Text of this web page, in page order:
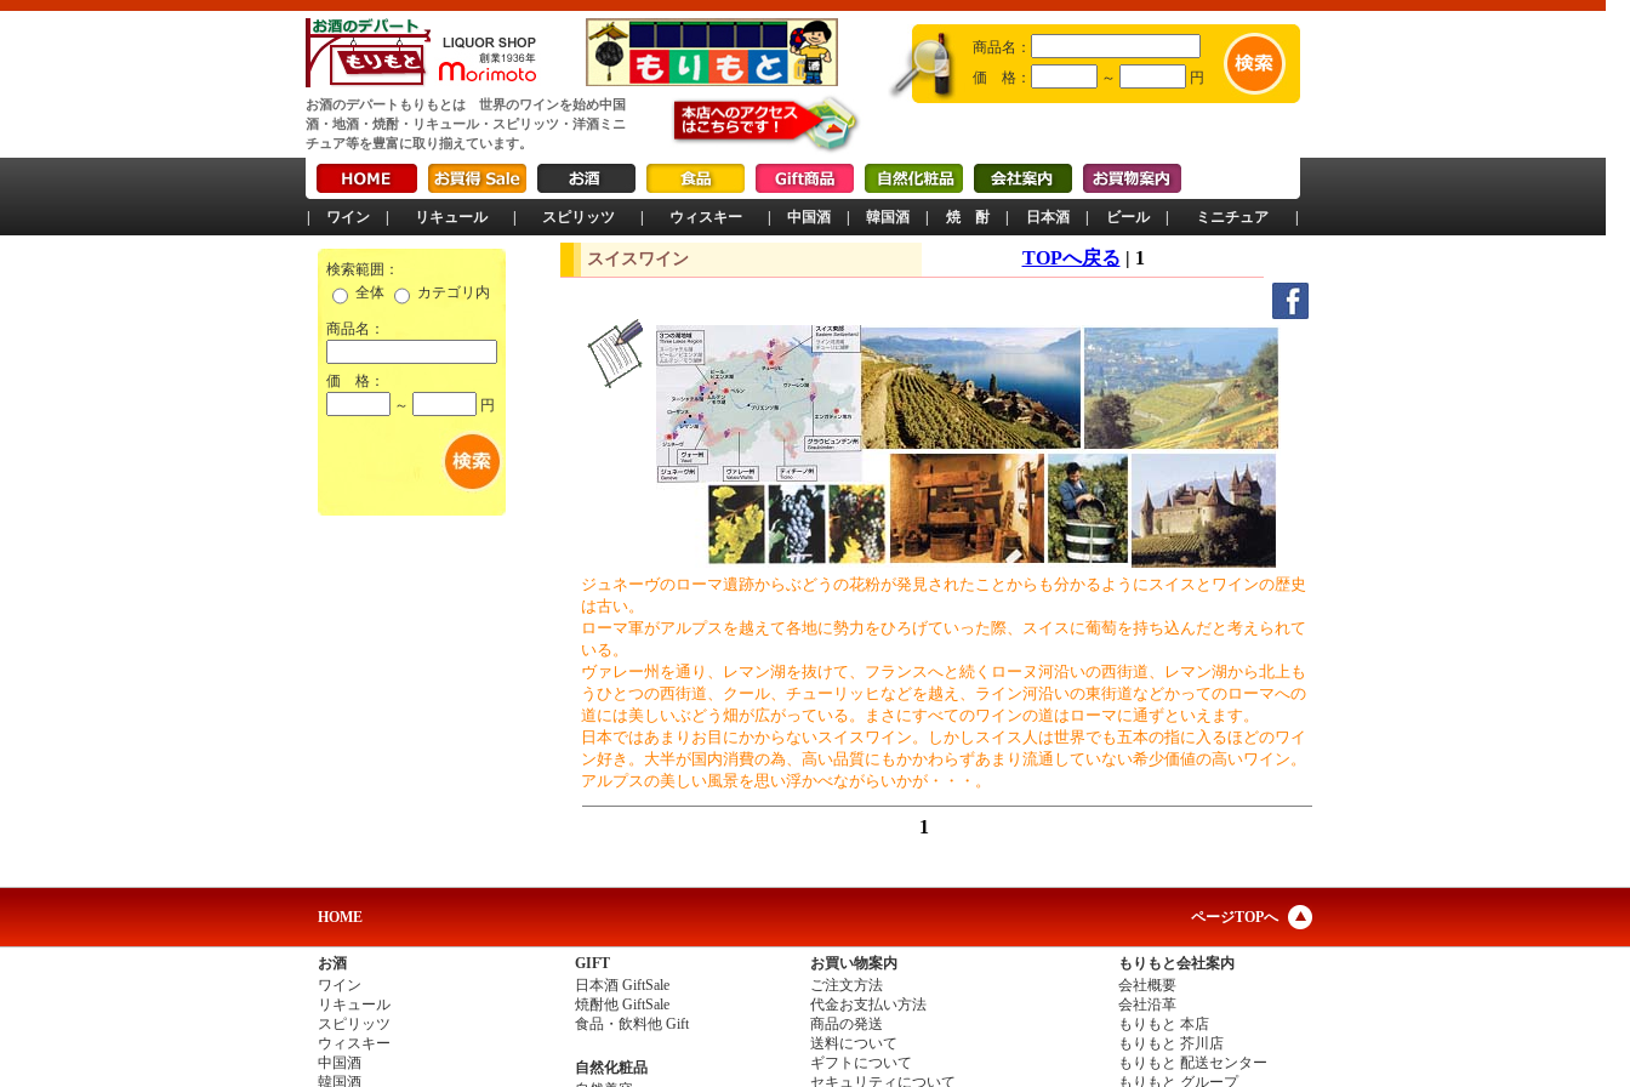
お酒のデパートもりもとは 世界のワインを始め中国
酒・地酒・焼酎・リキュール・スピリッツ・洋酒ミニ
チュア等を豊富に取り揃えています。
商品名：
価 格：
～ 円
ワイン リキュール スピリッツ ウィスキー 中国酒 韓国酒 焼 酎 日本酒 ビール ミニチュア
検索範囲：
全体
カテゴリ内
商品名：
価 格：
～
円
スイスワイン TOPへ戻る | 1
ジュネーヴのローマ遺跡からぶどうの花粉が発見されたことからも分かるようにスイスとワインの歴史
は古い。
ローマ軍がアルプスを越えて各地に勢力をひろげていった際、スイスに葡萄を持ち込んだと考えられて
いる。
ヴァレー州を通り、レマン湖を抜けて、フランスへと続くローヌ河沿いの西街道、レマン湖から北上も
うひとつの西街道、クール、チューリッヒなどを越え、ライン河沿いの東街道などかってのローマへの
道には美しいぶどう畑が広がっている。まさにすべてのワインの道はローマに通ずといえます。
日本ではあまりお目にかからないスイスワイン。しかしスイス人は世界でも五本の指に入るほどのワイ
ン好き。大半が国内消費の為、高い品質にもかかわらずあまり流通していない希少価値の高いワイン。
アルプスの美しい風景を思い浮かべながらいかが・・・。
1
HOME ページTOPへ
お酒
ワイン
リキュール
スピリッツ
ウィスキー
中国酒
韓国酒
GIFT
日本酒 GiftSale
焼酎他 GiftSale
食品・飲料他 Gift
自然化粧品
お買い物案内
ご注文方法
代金お支払い方法
商品の発送
送料について
ギフトについて
セキュリティについて
もりもと会社案内
会社概要
会社沿革
もりもと 本店
もりもと 芥川店
もりもと 配送センター
もりもと グループ